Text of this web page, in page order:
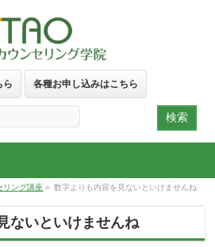
ら 各種お申し込みはこちら
リング講座 » 数字よりも内容を見ないといけませんね
ないといけませんね